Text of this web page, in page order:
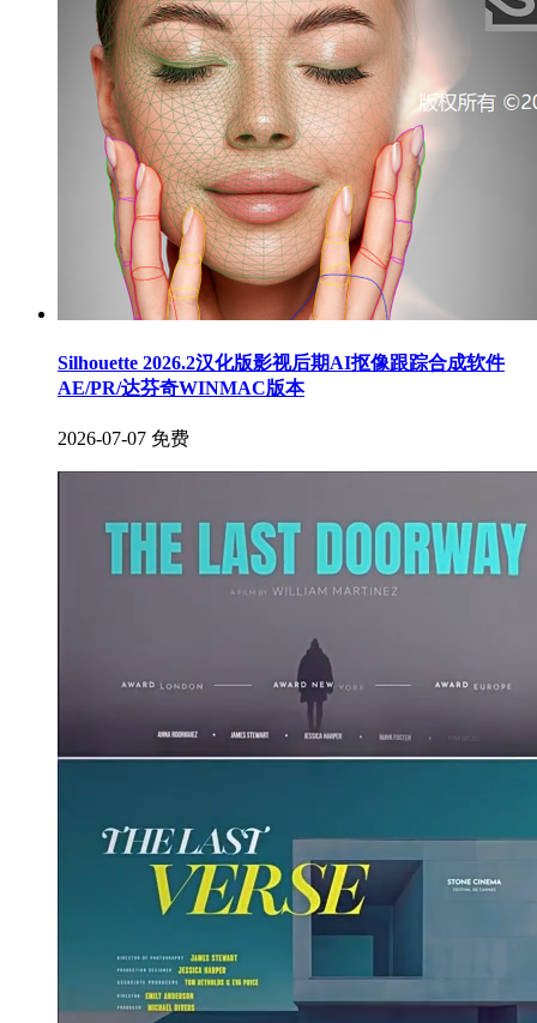
Silhouette 2026.2汉化版影视后期AI抠像跟踪合成软件
AE/PR/达芬奇WINMAC版本
2026-07-07 免费